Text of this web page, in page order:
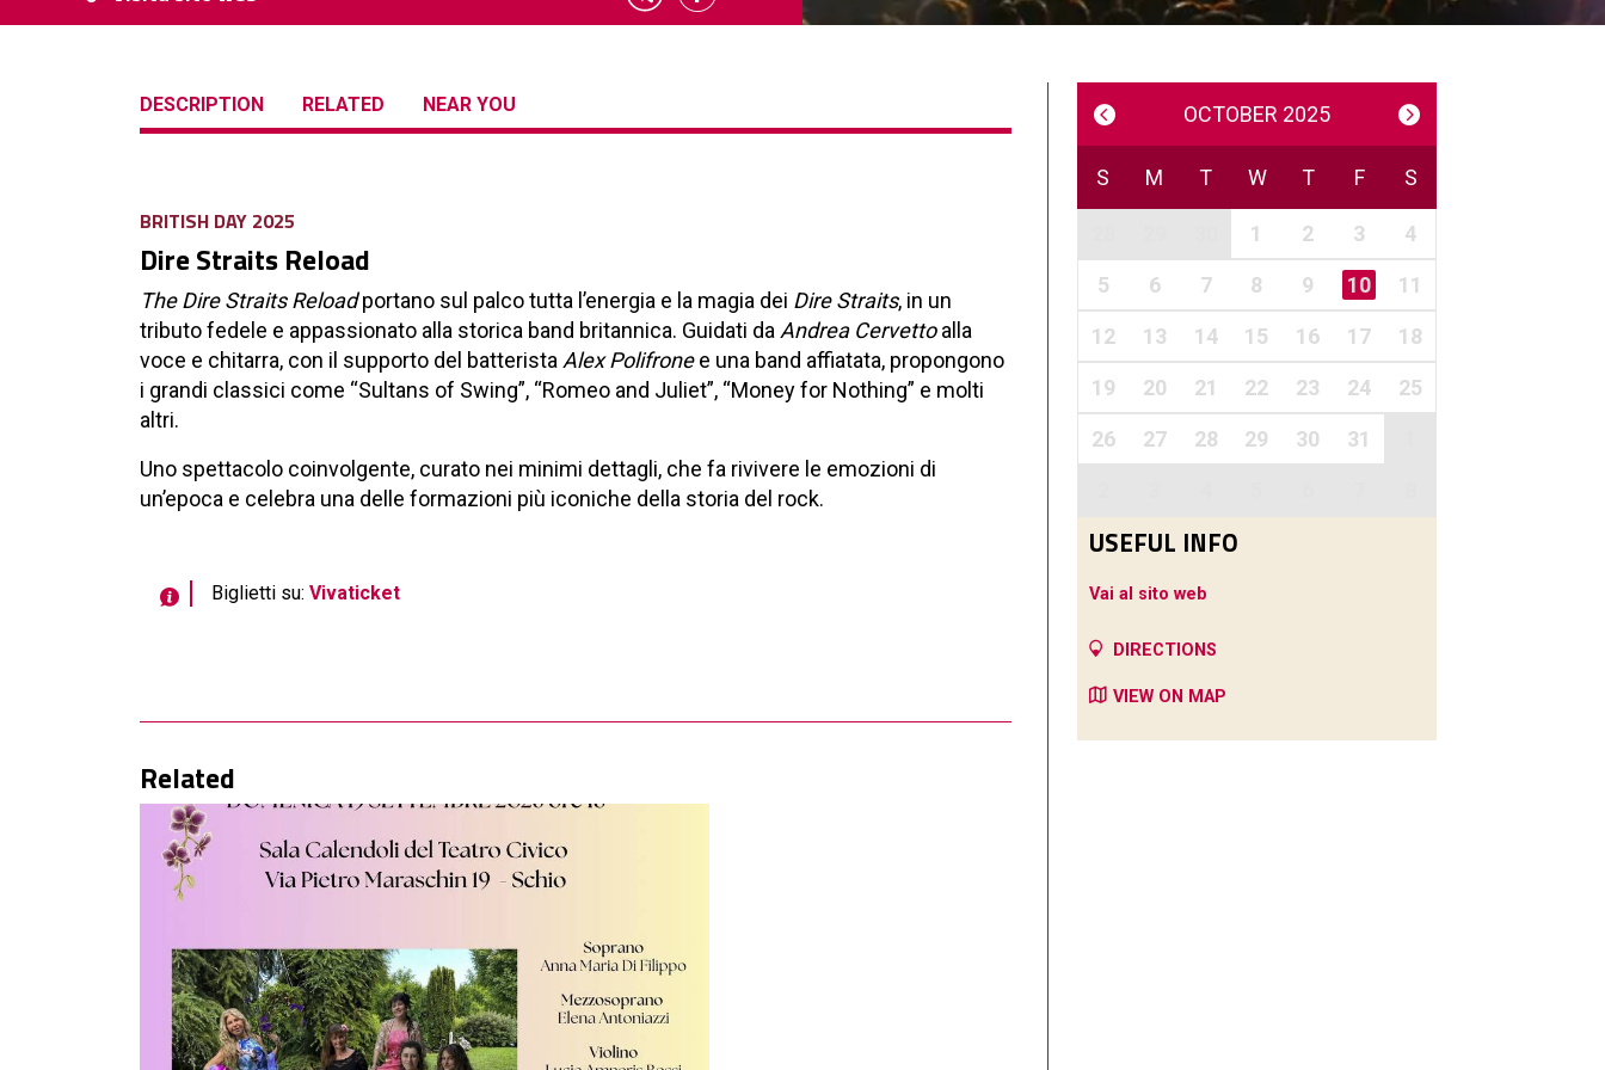
DESCRIPTION RELATED NEAR YOU
BRITISH DAY 2025
Dire Straits Reload
The Dire Straits Reloadportano sul palco tutta l’energia e la magia dei Dire Straits, in un
tributo fedele e appassionato alla storica band britannica. Guidati da Andrea Cervettoalla
voce e chitarra, con il supporto del batterista Alex Polifronee una band affiatata, propongono
i grandi classici come “Sultans of Swing”, “Romeo and Juliet”, “Money for Nothing” e molti
altri.
Uno spettacolo coinvolgente, curato nei minimi dettagli, che fa rivivere le emozioni di
un’epoca e celebra una delle formazioni più iconiche della storia del rock.
Biglietti su:Vivaticket
Related
OCTOBER 2025
S M T W T F S
1 2 3 4
5 6 7 8 9 10 11
12 13 14 15 16 17 18
19 20 21 22 23 24 25
26 27 28 29 30 31
USEFUL INFO
Vai al sito web
DIRECTIONS
VIEW ON MAP